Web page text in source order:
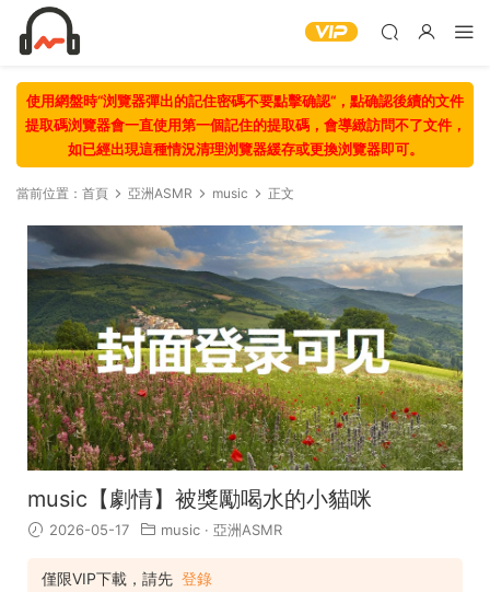
使用網盤時“浏覽器彈出的記住密碼不要點擊确認“，點确認後續的文件
提取碼浏覽器會一直使用第一個記住的提取碼，會導緻訪問不了文件，
如已經出現這種情況清理浏覽器緩存或更換浏覽器即可。
當前位置： 首頁 亞洲ASMR music 正文
music【劇情】被獎勵喝水的小貓咪
2026-05-17 music · 亞洲ASMR
僅限VIP下載，請先 登錄